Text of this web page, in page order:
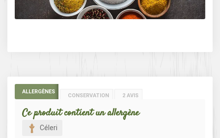
ALLERGÈNES
CONSERVATION 2 AVIS
Ce produit contient un allergène
Céleri